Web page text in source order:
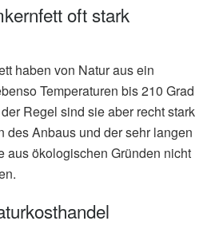
oft stark
haben von Natur aus ein
Temperaturen bis 210 Grad
Regel sind sie aber recht stark
des Anbaus und der sehr langen
aus ökologischen Gründen nicht